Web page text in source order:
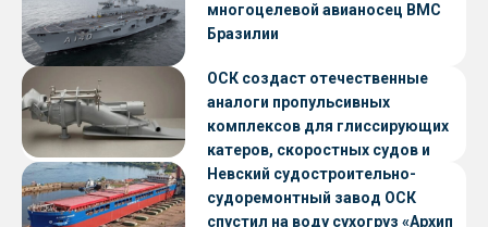
многоцелевой авианосец ВМС
Бразилии
ОСК создаст отечественные
аналоги пропульсивных
комплексов для глиссирующих
катеров, скоростных судов и
судов с малой осадкой
Невский судостроительно-
судоремонтный завод ОСК
спустил на воду сухогруз «Архип